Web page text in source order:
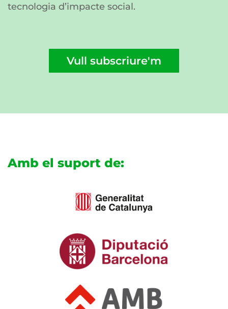
tecnologia d’impacte social.
Vull subscriure'm
Amb el suport de: